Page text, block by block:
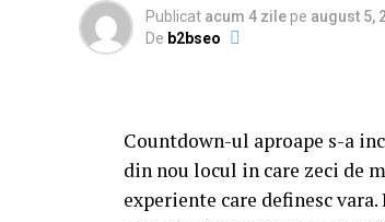
Publicat acum 4 zile pe august 5,
De b2bseo
Countdown-ul aproape s-a
din nou locul in care zeci de
experiente care definesc